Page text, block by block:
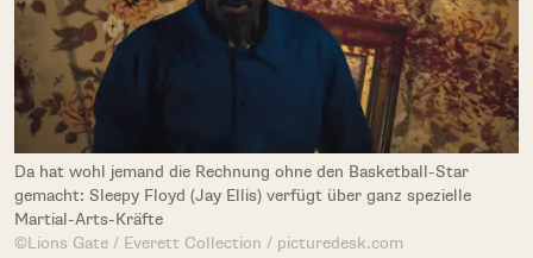
Da hat wohl jemand die Rechnung ohne den Basketball-Star
gemacht: Sleepy Floyd (Jay Ellis) verfügt über ganz spezielle
Martial-Arts-Kräfte
©Lions Gate / Everett Collection / picturedesk.com